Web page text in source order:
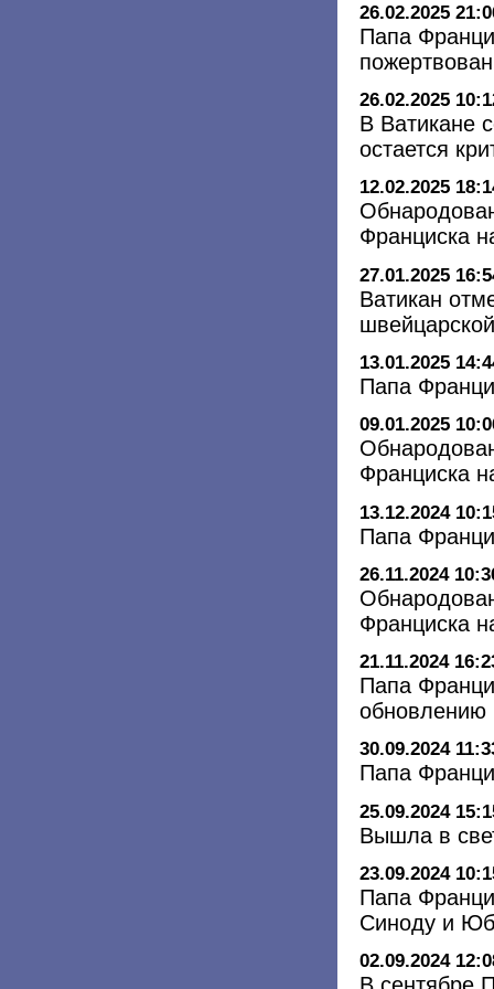
26.02.2025
Папа
26.02.2025
В Ватикане
остается
12.02.2025
Франциска
27.01.2025
Ватикан
13.01.2025
Папа
09.01.2025
Франциска
13.12.2024
Папа
26.11.2024
Франциска
21.11.2024
Папа
обновлению
30.09.2024
Папа
25.09.2024
Вышла в
23.09.2024
Папа
Синоду и
02.09.2024